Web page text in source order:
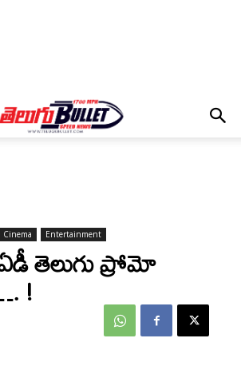
Cinema Entertainment
తెలుగు ప్రోమో
!